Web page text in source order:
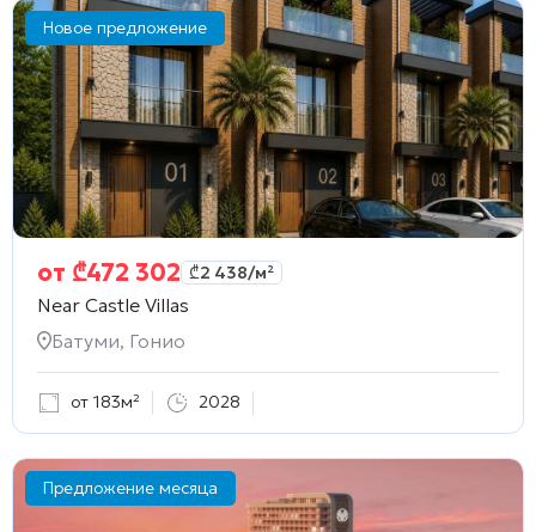
Новое предложение
от ₾472 302 ₾2 438/м²
Near Castle Villas
Батуми, Гонио
от 183м² 2028
Предложение месяца